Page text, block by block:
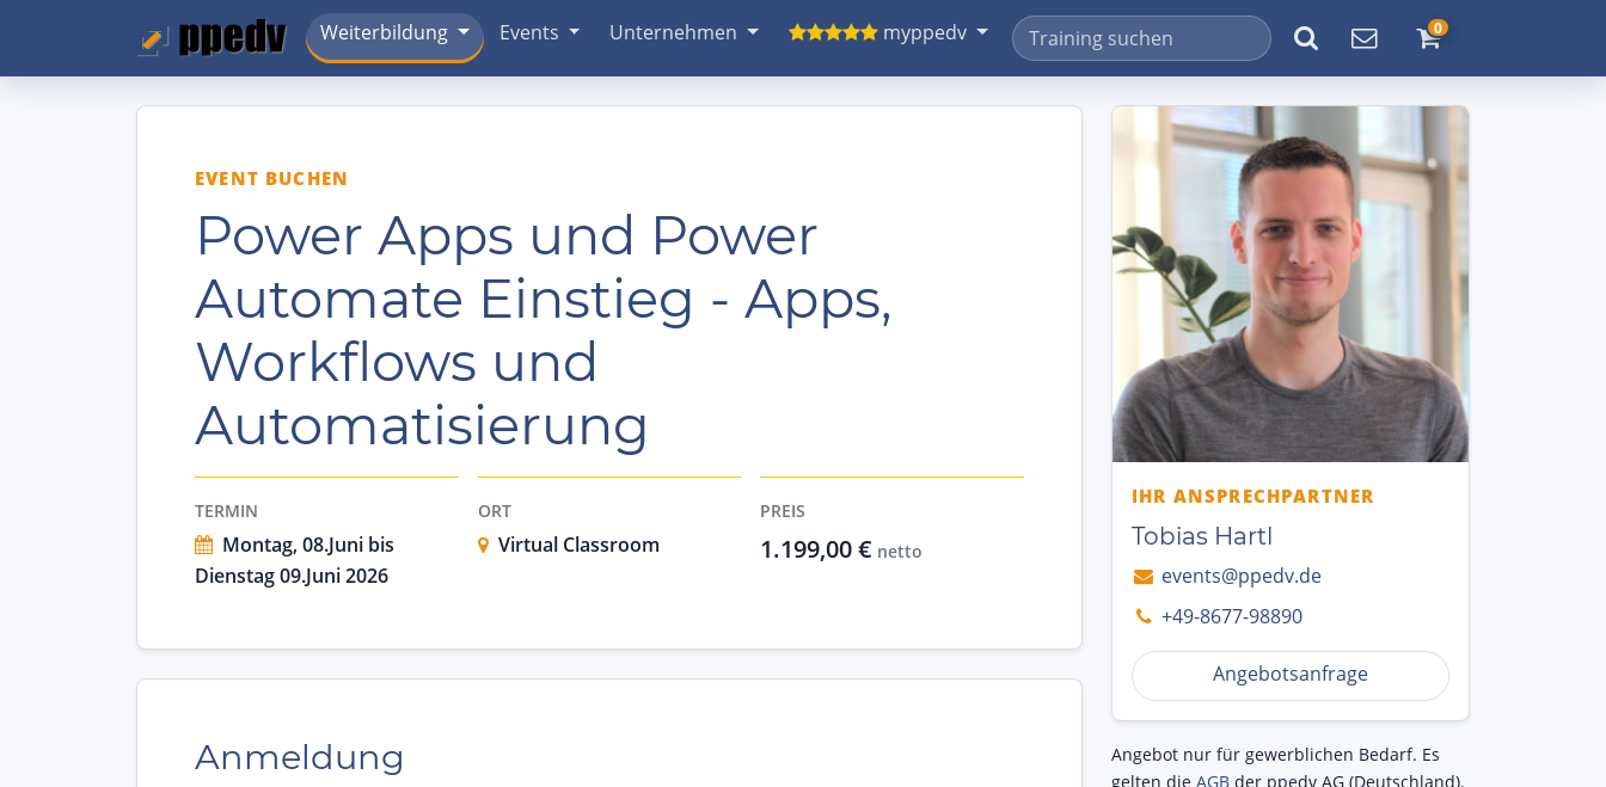
Weiterbildung Events Unternehmen myppedv 0
EVENT BUCHEN
Power Apps und Power
Automate Einstieg - Apps,
Workflows und
Automatisierung
TERMIN
Montag, 08.Juni bis
Dienstag 09.Juni 2026
ORT
Virtual Classroom
PREIS
1.199,00 € netto
Anmeldung
IHR ANSPRECHPARTNER
Tobias Hartl
events@ppedv.de
+49-8677-98890
Angebotsanfrage
Angebot nur für gewerblichen Bedarf. Es
gelten die AGB der ppedv AG (Deutschland).